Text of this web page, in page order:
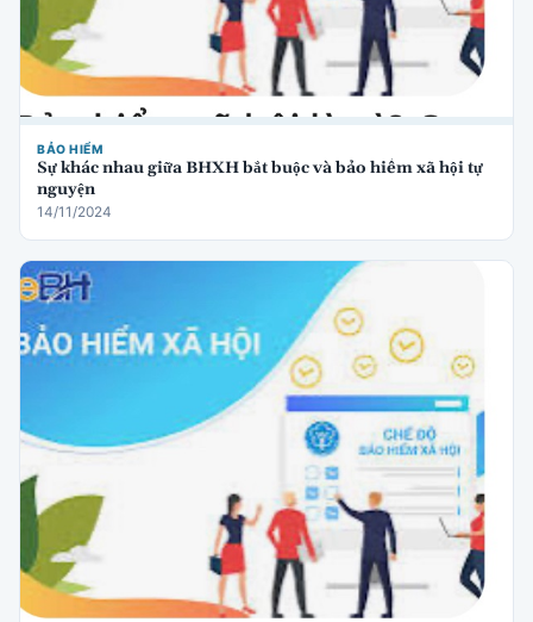
BẢO HIỂM
Sự khác nhau giữa BHXH bắt buộc và bảo hiểm xã hội tự
nguyện
14/11/2024